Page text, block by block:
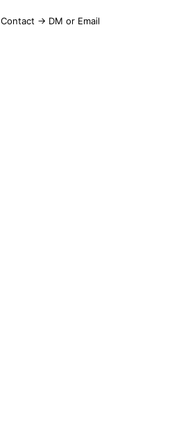
Contact → DM or Email